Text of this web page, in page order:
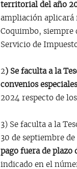
territorial del año
ampliación aplicará
Coquimbo, siempre
Servicio de
2) Se faculta a la
convenios especiales
2024 respecto de
3) Se faculta a la
30 de septiembre
pago fuera de
indicado en el